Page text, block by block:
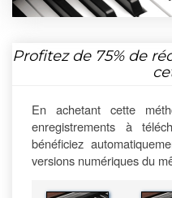
Profitez de 75%de
En achetant cette
enregistrements à
bénéficiez
versions numériques du